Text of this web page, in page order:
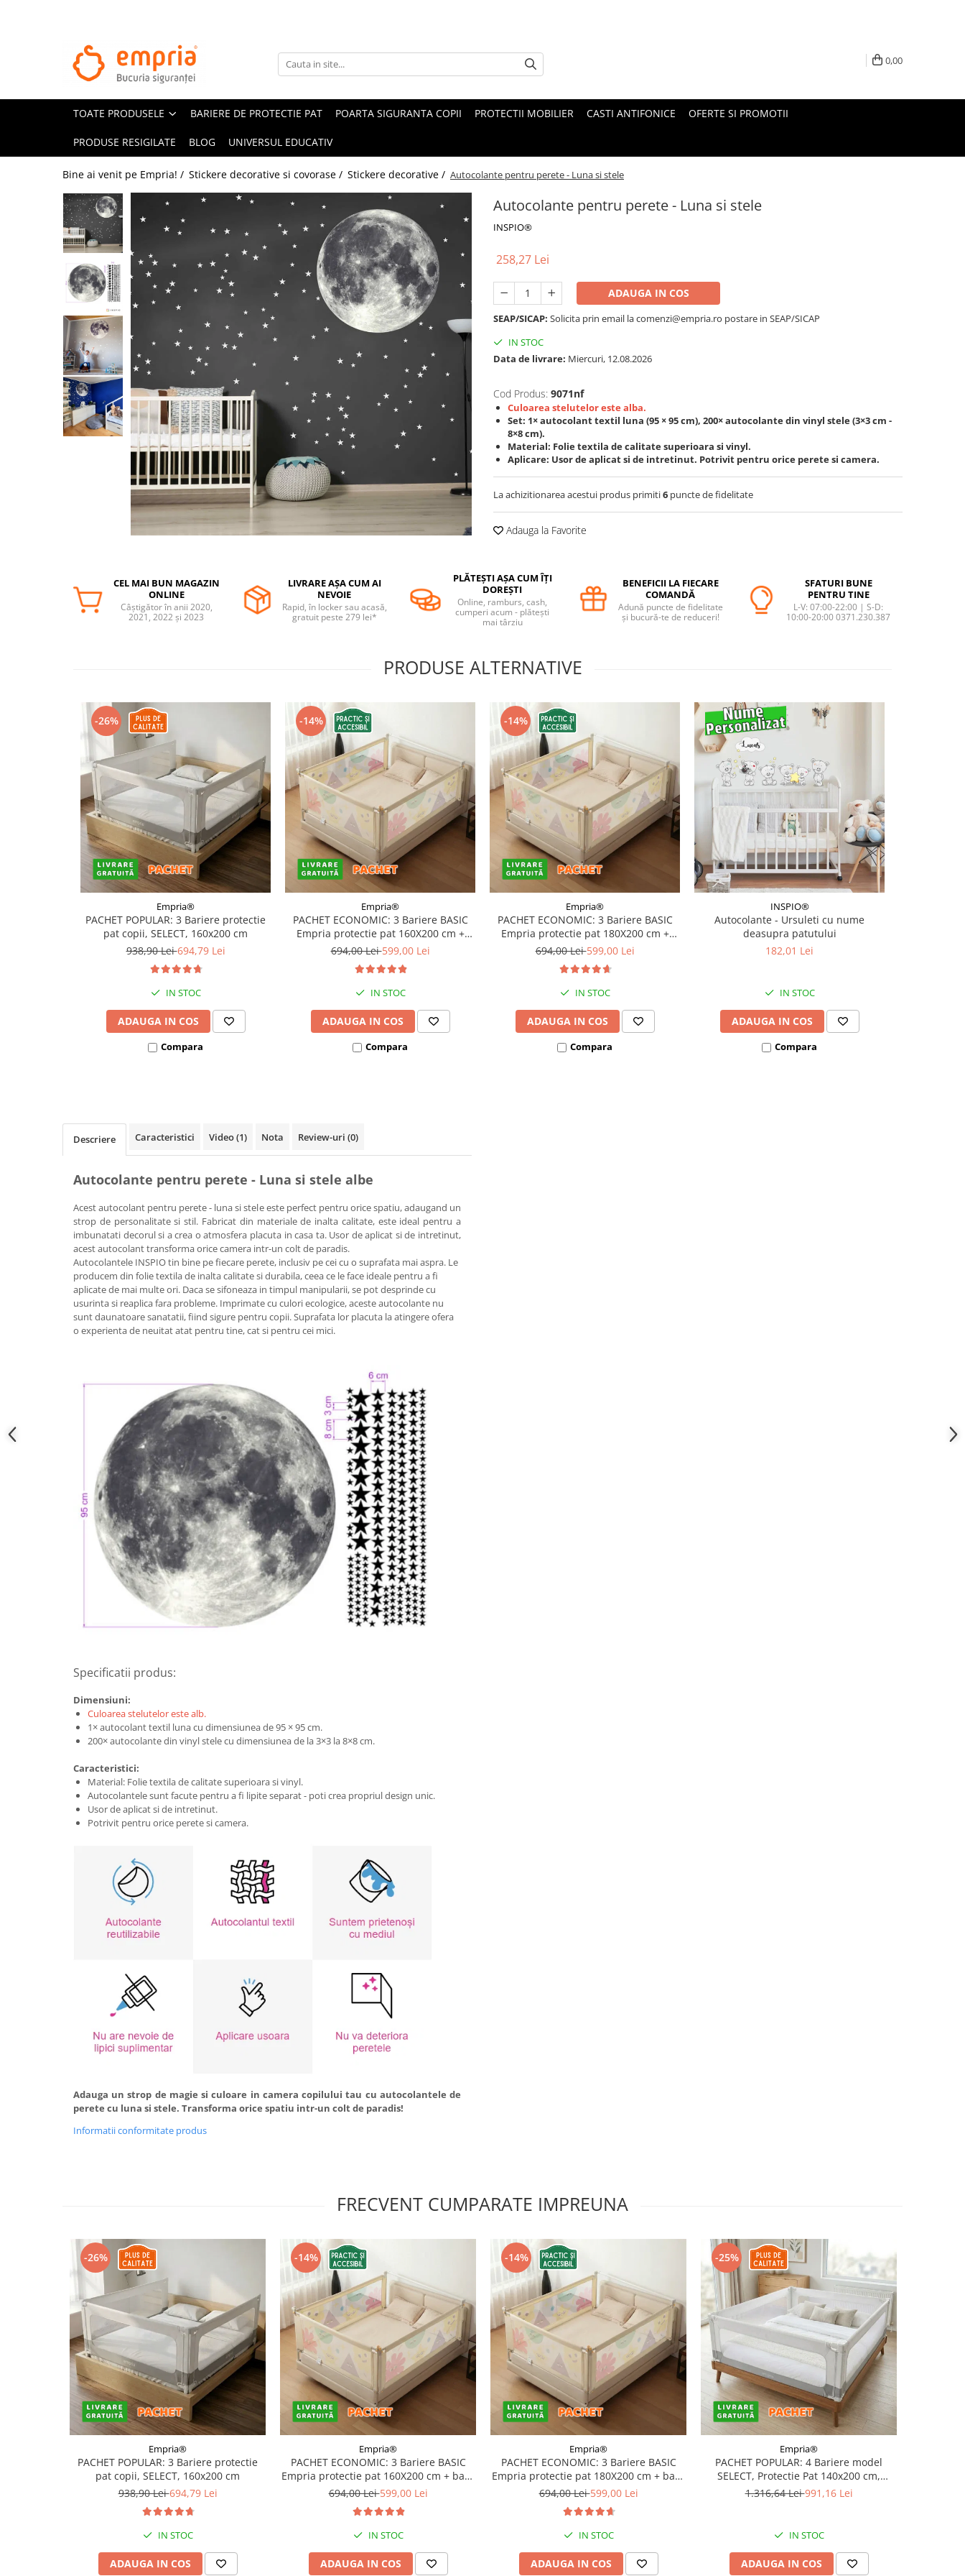
TOATE PRODUSELE
Oferte Protectii Laterale Pat
Bariere protectie pentru pat
Aparatori laterale patut bebe
Protectie colturi mobila copii
Sigurante pentru sertare si usi
Sigurante geamuri si usi glisante
Kituri de siguranta pentru copii si
Protectii utile
Poarta siguranta copii
Deflectoare pentru aer conditionat
Protectii exterior
Casti antifonice pentru copii si
Echipament protectie bicicleta si
Palarii protectie UV
Accesorii plaja
Tarcuri copii / bebelusi
Ingrijire bebe si mama
Igiena si ingrijire bebelusi
Accesorii bebelusi / nou-nascuti
Perne si saltele bebelusi
Diversificare bebelusi
Baia bebelusului
Jucarii copii si jocuri educative
Ingrijire adulti
Propuneri Cadou
Produse Sub 50 Lei
0,00
TOATE PRODUSELE BARIERE DE PROTECTIE PAT POARTA SIGURANTA COPII PROTECTII MOBILIER CASTI ANTIFONICE OFERTE SI PROMOTII
PRODUSE RESIGILATE BLOG UNIVERSUL EDUCATIV
Bine ai venit pe Empria! / Stickere decorative si covorase / Stickere decorative / Autocolante pentru perete - Luna si stele
Autocolante pentru perete - Luna si stele
INSPIO®
258,27 Lei
ADAUGA IN COS
SEAP/SICAP: Solicita prin email la comenzi@empria.ro postare in SEAP/SICAP
IN STOC
Data de livrare: Miercuri, 12.08.2026
Cod Produs: 9071nf
Culoarea stelutelor este alba.
Set: 1× autocolant textil luna (95 × 95 cm), 200× autocolante din vinyl stele (3×3 cm -
8×8 cm).
Material: Folie textila de calitate superioara si vinyl.
Aplicare: Usor de aplicat si de intretinut. Potrivit pentru orice perete si camera.
La achizitionarea acestui produs primiti6 puncte de fidelitate
Adauga la Favorite
CEL MAI BUN MAGAZIN
ONLINE
Câștigător în anii 2020,
2021, 2022 și 2023
LIVRARE AȘA CUM AI
NEVOIE
Rapid, în locker sau acasă,
gratuit peste 279 lei*
PLĂTEȘTI AȘA CUM ÎȚI
DOREȘTI
Online, ramburs, cash,
cumperi acum - plătești
mai târziu
BENEFICII LA FIECARE
COMANDĂ
Adună puncte de fidelitate
și bucură-te de reduceri!
SFATURI BUNE
PENTRU TINE
L-V: 07:00-22:00 | S-D:
10:00-20:00 0371.230.387
PRODUSE ALTERNATIVE
-26%
Empria®
PACHET POPULAR: 3 Bariere protectie
pat copii, SELECT, 160x200 cm
938,90 Lei694,79 Lei
IN STOC
ADAUGA IN COS
Compara
-14%
Empria®
PACHET ECONOMIC: 3 Bariere BASIC
Empria protectie pat 160X200 cm +
bara stabilizatoare
694,00 Lei599,00 Lei
IN STOC
ADAUGA IN COS
Compara
-14%
Empria®
PACHET ECONOMIC: 3 Bariere BASIC
Empria protectie pat 180X200 cm +
bara stabilizatoare
694,00 Lei599,00 Lei
IN STOC
ADAUGA IN COS
Compara
INSPIO®
Autocolante - Ursuleti cu nume
deasupra patutului
182,01 Lei
IN STOC
ADAUGA IN COS
Compara
Descriere Caracteristici Video(1) Nota Review-uri (0)
Autocolante pentru perete - Luna si stele albe
Acest autocolant pentru perete - luna si stele este perfect pentru orice spatiu, adaugand un
strop de personalitate si stil. Fabricat din materiale de inalta calitate, este ideal pentru a
imbunatati decorul si a crea o atmosfera placuta in casa ta. Usor de aplicat si de intretinut,
acest autocolant transforma orice camera intr-un colt de paradis.
Autocolantele INSPIO tin bine pe fiecare perete, inclusiv pe cei cu o suprafata mai aspra. Le
producem din folie textila de inalta calitate si durabila, ceea ce le face ideale pentru a fi
aplicate de mai multe ori. Daca se sifoneaza in timpul manipularii, se pot desprinde cu
usurinta si reaplica fara probleme. Imprimate cu culori ecologice, aceste autocolante nu
sunt daunatoare sanatatii, fiind sigure pentru copii. Suprafata lor placuta la atingere ofera
o experienta de neuitat atat pentru tine, cat si pentru cei mici.
Specificatii produs:
Dimensiuni:
Culoarea stelutelor este alb.
1× autocolant textil luna cu dimensiunea de 95 × 95 cm.
200× autocolante din vinyl stele cu dimensiunea de la 3×3 la 8×8 cm.
Caracteristici:
Material: Folie textila de calitate superioara si vinyl.
Autocolantele sunt facute pentru a fi lipite separat - poti crea propriul design unic.
Usor de aplicat si de intretinut.
Potrivit pentru orice perete si camera.
Adauga un strop de magie si culoare in camera copilului tau cu autocolantele de
perete cu luna si stele. Transforma orice spatiu intr-un colt de paradis!
Informatii conformitate produs
FRECVENT CUMPARATE IMPREUNA
-26%
Empria®
PACHET POPULAR: 3 Bariere protectie
pat copii, SELECT, 160x200 cm
938,90 Lei694,79 Lei
IN STOC
ADAUGA IN COS
-14%
Empria®
PACHET ECONOMIC: 3 Bariere BASIC
Empria protectie pat 160X200 cm + bara
stabilizatoare
694,00 Lei599,00 Lei
IN STOC
ADAUGA IN COS
-14%
Empria®
PACHET ECONOMIC: 3 Bariere BASIC
Empria protectie pat 180X200 cm + bara
stabilizatoare
694,00 Lei599,00 Lei
IN STOC
ADAUGA IN COS
-25%
Empria®
PACHET POPULAR: 4 Bariere model
SELECT, Protectie Pat 140x200 cm,
Transformabile in Tarc de joaca
1.316,64 Lei991,16 Lei
IN STOC
ADAUGA IN COS